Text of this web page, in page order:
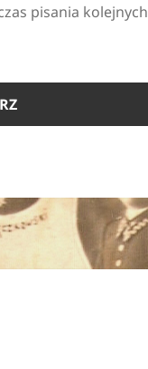
pisania kolejnych